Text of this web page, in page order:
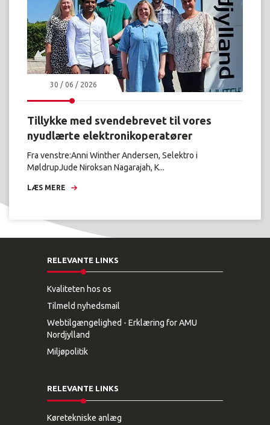
30 / 06 / 2026
Tillykke med svendebrevet til vores
nyudlærte elektronikoperatører
Fra venstre:Anni Winther Andersen, Selektro i
MøldrupJude Niroksan Nagarajah, K...
LÆS MERE
RELEVANTE LINKS
Kvaliteten hos os
Tilmeld nyhedsmail
Webtilgængelighed - Erklæring for AMU
Nordjylland
Miljøpolitik
RELEVANTE LINKS
Køretekniske anlæg